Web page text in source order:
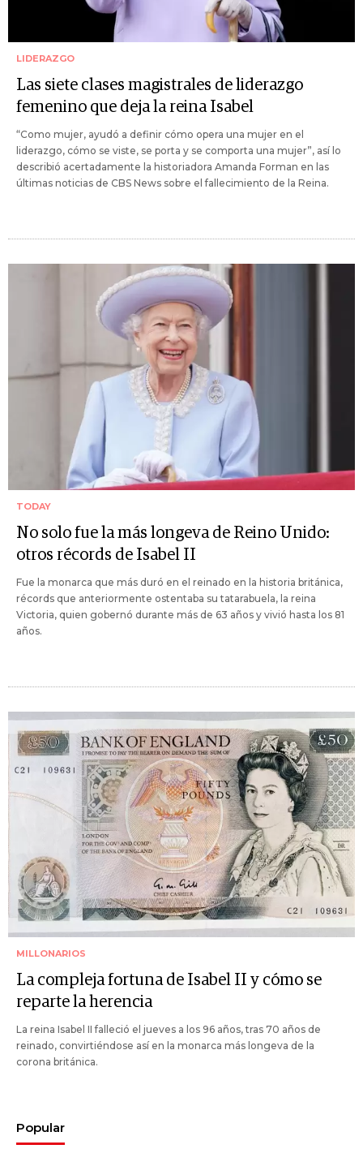
LIDERAZGO
Las siete clases magistrales de liderazgo
femenino que deja la reina Isabel
“Como mujer, ayudó a definir cómo opera una mujer en el
liderazgo, cómo se viste, se porta y se comporta una mujer”, así lo
describió acertadamente la historiadora Amanda Forman en las
últimas noticias de CBS News sobre el fallecimiento de la Reina.
TODAY
No solo fue la más longeva de Reino Unido:
otros récords de Isabel II
Fue la monarca que más duró en el reinado en la historia británica,
récords que anteriormente ostentaba su tatarabuela, la reina
Victoria, quien gobernó durante más de 63 años y vivió hasta los 81
años.
MILLONARIOS
La compleja fortuna de Isabel II y cómo se
reparte la herencia
La reina Isabel II falleció el jueves a los 96 años, tras 70 años de
reinado, convirtiéndose así en la monarca más longeva de la
corona británica.
Popular